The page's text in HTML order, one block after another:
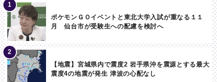
ポケモンＧＯイベントと東北大学入試が重なる１１
月 仙台市が受験生への配慮を検討へ
【地震】宮城県内で震度2 岩手県沖を震源とする最大
震度4の地震が発生 津波の心配なし